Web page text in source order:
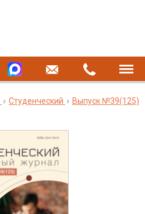
Студенческий
Выпуск №39(125)